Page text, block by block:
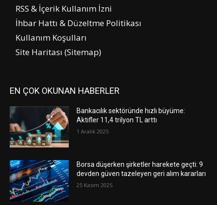
RSS & İçerik Kullanım İzni
İhbar Hattı & Düzeltme Politikası
Kullanım Koşulları
Site Haritası (Sitemap)
EN ÇOK OKUNAN HABERLER
Bankacılık sektöründe hızlı büyüme:
Aktifler 11,4 trilyon TL arttı
1 Aralık 2025
Borsa düşerken şirketler harekete geçti: 9
devden güven tazeleyen geri alım kararları
25 Kasım 2025